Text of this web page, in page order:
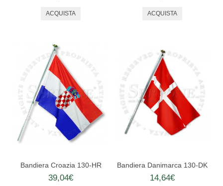
Bandiera Croazia 130-HR
39,04€
Bandiera Danimarca 130-DK
14,64€